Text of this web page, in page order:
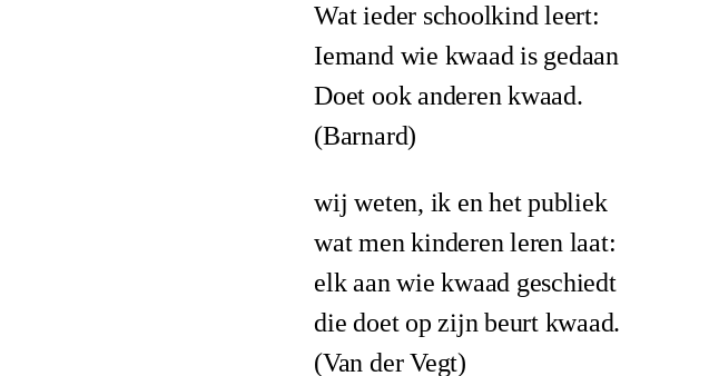
Wat ieder schoolkind leert:
Iemand wie kwaad is gedaan
Doet ook anderen kwaad.
(Barnard)
wij weten, ik en het publiek
wat men kinderen leren laat:
elk aan wie kwaad geschiedt
die doet op zijn beurt kwaad.
(Van der Vegt)